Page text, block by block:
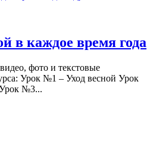
в каждое время года
фото и текстовые
Урок №1 – Уход весной Урок
№3...